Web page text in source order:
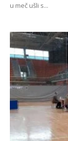
u meč ušli s...